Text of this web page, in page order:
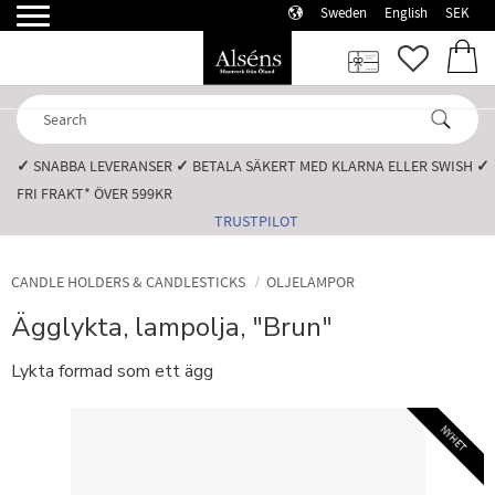
Sweden English SEK
✓ SNABBA LEVERANSER️ ✓ BETALA SÄKERT MED KLARNA ELLER SWISH️ ✓
FRI FRAKT* ÖVER 599KR️
TRUSTPILOT
CANDLE HOLDERS & CANDLESTICKS OLJELAMPOR
Ägglykta, lampolja, "Brun"
Lykta formad som ett ägg
NYHET